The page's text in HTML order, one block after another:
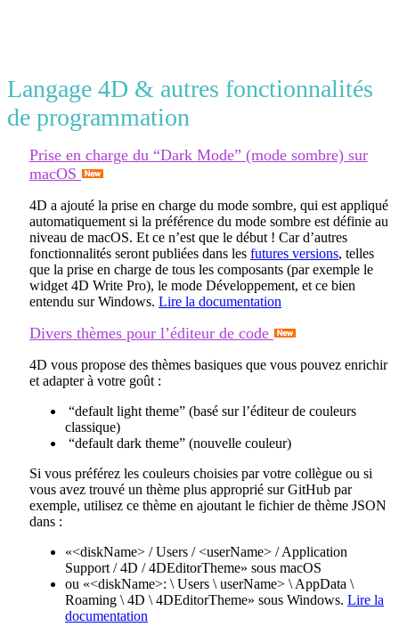
Langage 4D & autres fonctionnalités
de programmation
Prise en charge du “Dark Mode” (mode sombre) sur
macOS
4D a ajouté la prise en charge du mode sombre, qui est appliqué
automatiquement si la préférence du mode sombre est définie au
niveau de macOS. Et ce n’est que le début ! Car d’autres
fonctionnalités seront publiées dans les futures versions, telles
que la prise en charge de tous les composants (par exemple le
widget 4D Write Pro), le mode Développement, et ce bien
entendu sur Windows. Lire la documentation
Divers thèmes pour l’éditeur de code
4D vous propose des thèmes basiques que vous pouvez enrichir
et adapter à votre goût :
“default light theme” (basé sur l’éditeur de couleurs
classique)
“default dark theme” (nouvelle couleur)
Si vous préférez les couleurs choisies par votre collègue ou si
vous avez trouvé un thème plus approprié sur GitHub par
exemple, utilisez ce thème en ajoutant le fichier de thème JSON
dans :
«<diskName> / Users / <userName> / Application
Support / 4D / 4DEditorTheme» sous macOS
ou «<diskName>: \ Users \ userName> \ AppData \
Roaming \ 4D \ 4DEditorTheme» sous Windows. Lire la
documentation